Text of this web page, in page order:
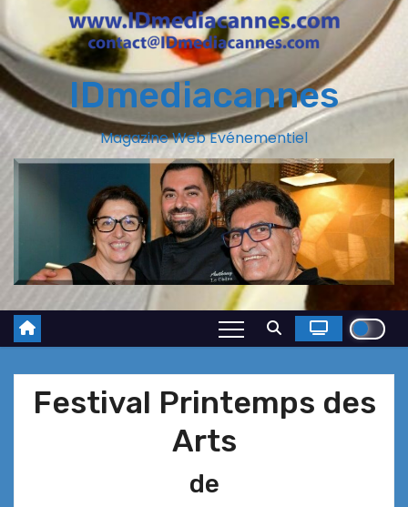
IDmediacannes
Magazine Web Evénementiel
Festival Printemps des
Arts
de